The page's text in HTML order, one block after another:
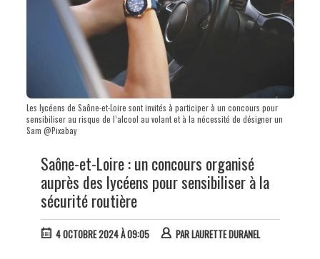
Les lycéens de Saône-et-Loire sont invités à participer à un concours pour
sensibiliser au risque de l’alcool au volant et à la nécessité de désigner un
Sam @Pixabay
Saône-et-Loire : un concours organisé
auprès des lycéens pour sensibiliser à la
sécurité routière
4 OCTOBRE 2024 À 09:05 PARLAURETTE DURANEL